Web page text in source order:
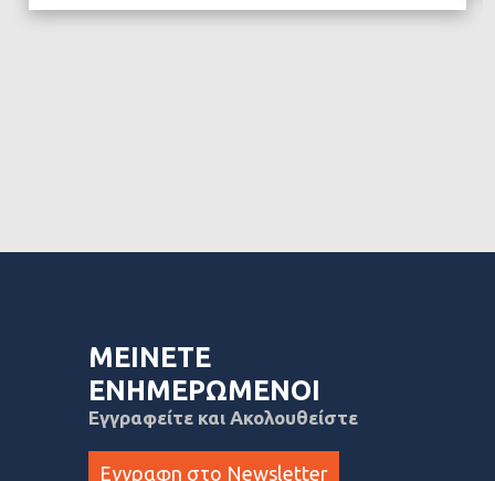
ΜΕΙΝΕΤΕ
ΕΝΗΜΕΡΩΜΕΝΟΙ
Εγγραφείτε και Ακολουθείστε
Εγγραφη στο Newsletter